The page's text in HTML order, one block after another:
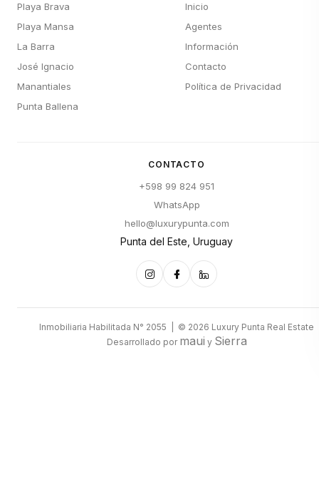
Playa Brava
Playa Mansa
La Barra
José Ignacio
Manantiales
Punta Ballena
Inicio
Agentes
Información
Contacto
Política de Privacidad
CONTACTO
+598 99 824 951
WhatsApp
hello@luxurypunta.com
Punta del Este, Uruguay
Inmobiliaria Habilitada N° 2055 | © 2026 Luxury Punta Real Estate
Desarrollado por maui y Sierra